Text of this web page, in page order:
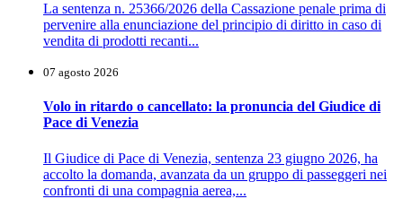
La sentenza n. 25366/2026 della Cassazione penale prima di
pervenire alla enunciazione del principio di diritto in caso di
vendita di prodotti recanti...
07 agosto 2026
Volo in ritardo o cancellato: la pronuncia del Giudice di
Pace di Venezia
Il Giudice di Pace di Venezia, sentenza 23 giugno 2026, ha
accolto la domanda, avanzata da un gruppo di passeggeri nei
confronti di una compagnia aerea,...